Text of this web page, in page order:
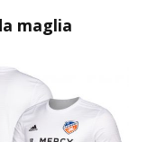
maglia